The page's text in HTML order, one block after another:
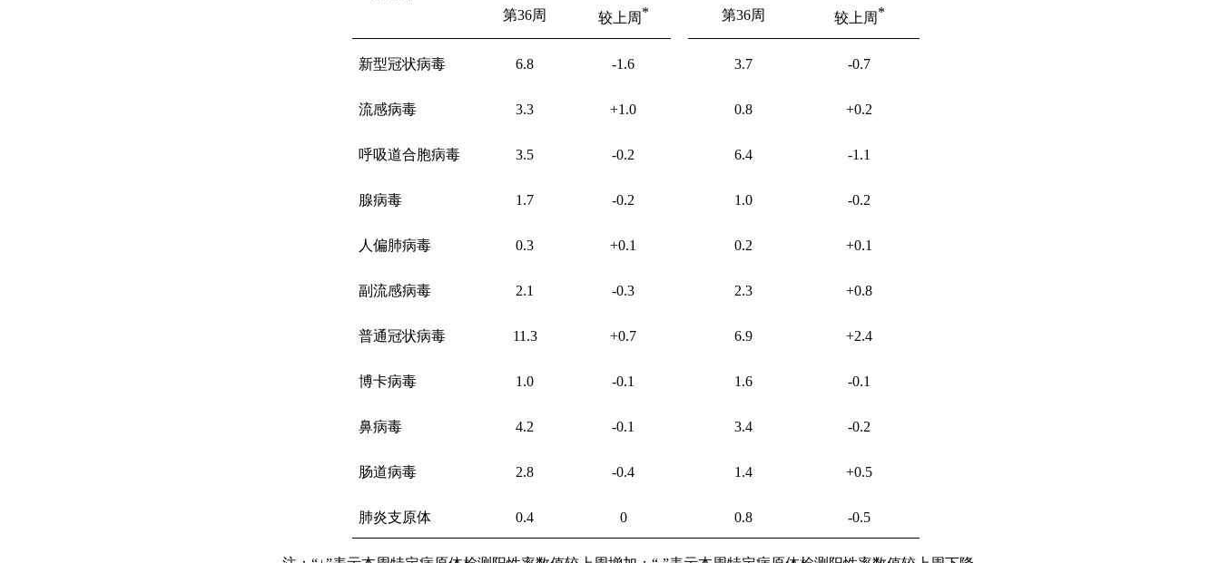
第36周 较上周* 第36周 较上周*
新型冠状病毒 6.8 -1.6 3.7 -0.7
流感病毒 3.3 +1.0 0.8 +0.2
呼吸道合胞病毒 3.5 -0.2 6.4 -1.1
腺病毒 1.7 -0.2 1.0 -0.2
人偏肺病毒 0.3 +0.1 0.2 +0.1
副流感病毒 2.1 -0.3 2.3 +0.8
普通冠状病毒 11.3 +0.7 6.9 +2.4
博卡病毒 1.0 -0.1 1.6 -0.1
鼻病毒 4.2 -0.1 3.4 -0.2
肠道病毒 2.8 -0.4 1.4 +0.5
肺炎支原体 0.4 0 0.8 -0.5